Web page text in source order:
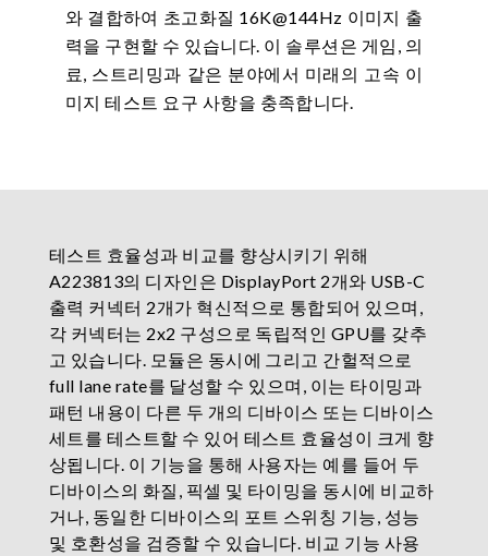
와 결합하여 초고화질 16K@144Hz 이미지 출
력을 구현할 수 있습니다. 이 솔루션은 게임, 의
료, 스트리밍과 같은 분야에서 미래의 고속 이
미지 테스트 요구 사항을 충족합니다.
테스트 효율성과 비교를 향상시키기 위해
A223813의 디자인은 DisplayPort 2개와 USB-C
출력 커넥터 2개가 혁신적으로 통합되어 있으며,
각 커넥터는 2x2 구성으로 독립적인 GPU를 갖추
고 있습니다. 모듈은 동시에 그리고 간헐적으로
full lane rate를 달성할 수 있으며, 이는 타이밍과
패턴 내용이 다른 두 개의 디바이스 또는 디바이스
세트를 테스트할 수 있어 테스트 효율성이 크게 향
상됩니다. 이 기능을 통해 사용자는 예를 들어 두
디바이스의 화질, 픽셀 및 타이밍을 동시에 비교하
거나, 동일한 디바이스의 포트 스위칭 기능, 성능
및 호환성을 검증할 수 있습니다. 비교 기능 사용